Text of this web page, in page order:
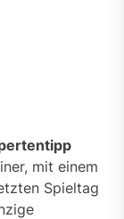
mit einem
Spieltag